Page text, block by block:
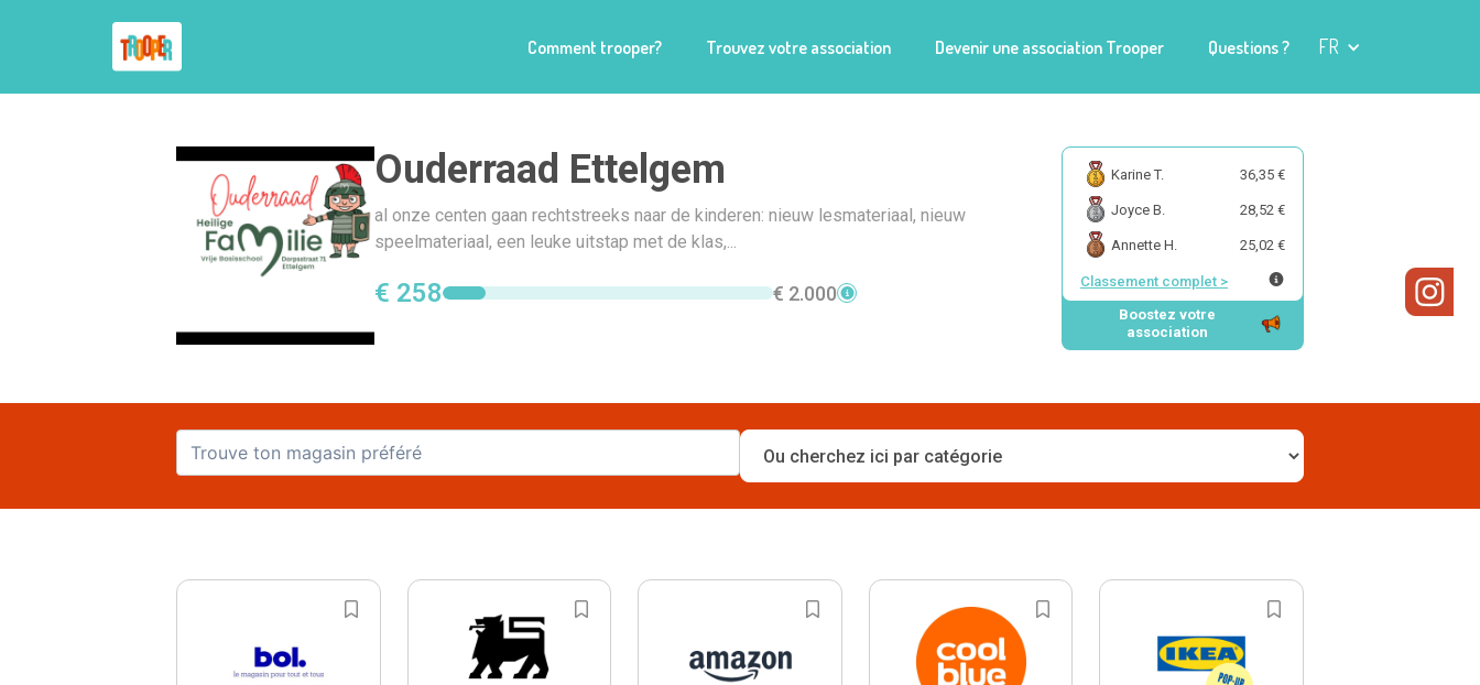
Comment trooper? Trouvez votre association Devenir une association Trooper Questions ? FR
Ouderraad Ettelgem
al onze centen gaan rechtstreeks naar de kinderen: nieuw lesmateriaal, nieuw
speelmateriaal, een leuke uitstap met de klas,...
€ 258 € 2.000
Karine T. 36,35 €
Joyce B. 28,52 €
Annette H. 25,02 €
Classement complet >
Boostez votre
association